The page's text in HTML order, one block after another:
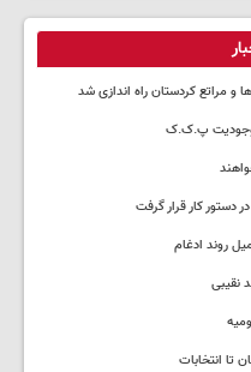
موجودیت پ.ک.ک
کار قرار گرفت
روند ادغام
نقیبی
تا انتخابات